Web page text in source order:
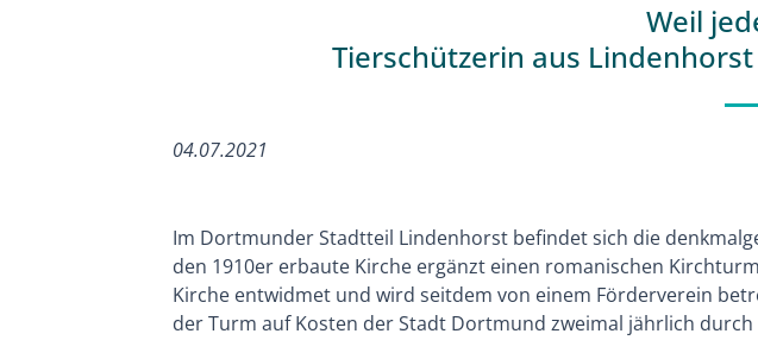
Weil
Tierschützerin aus
04.07.2021
Im Dortmunder Stadtteil Lindenhorst befindet sich die
den 1910er erbaute Kirche ergänzt einen romanischen
Kirche entwidmet und wird seitdem von einem Förderverein
der Turm auf Kosten der Stadt Dortmund zweimal jährlich